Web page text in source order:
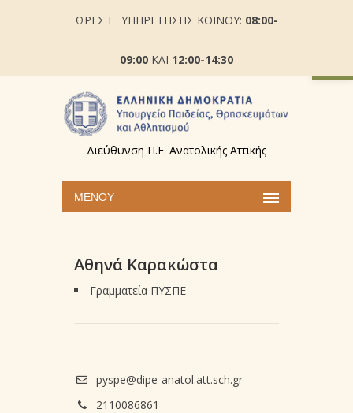
ΩΡΕΣ ΕΞΥΠΗΡΕΤΗΣΗΣ ΚΟΙΝΟΥ: 08:00-
09:00 ΚΑΙ 12:00-14:30
Διεύθυνση Π.Ε. Ανατολικής Αττικής
ΜΕΝΟΎ
Αθηνά Καρακώστα
Γραμματεία ΠΥΣΠΕ
pyspe@dipe-anatol.att.sch.gr
2110086861